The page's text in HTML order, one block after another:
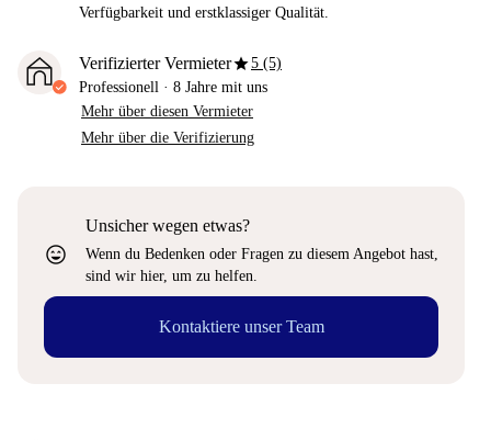
Verfügbarkeit und erstklassiger Qualität.
Verifizierter Vermieterstar5 (5)
Professionell · 8 Jahre mit uns
Mehr über diesen Vermieter
Mehr über die Verifizierung
sentiment_very_satisfied
Unsicher wegen etwas?
Wenn du Bedenken oder Fragen zu diesem Angebot hast,
sind wir hier, um zu helfen.
Kontaktiere unser Team